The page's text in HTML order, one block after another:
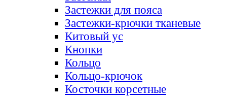
Застежки для пояса
Застежки-крючки тканевые
Китовый ус
Кнопки
Кольцо
Кольцо-крючок
Косточки корсетные